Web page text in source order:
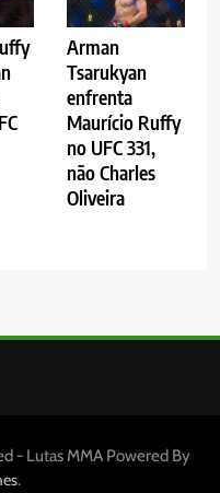
Arman
Tsarukyan
enfrenta
Maurício Ruffy
no UFC 331,
não Charles
Oliveira
- Lutas MMA Powered By
.